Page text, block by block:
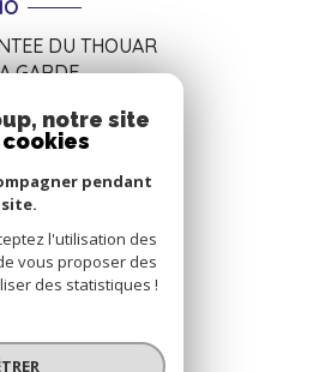
DU THOUAR
GARDE
74 14
RÉSEAUX
suivre
notre site
pendant
l'utilisation des
vous proposer des
des statistiques !